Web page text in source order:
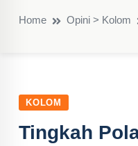
Home Opini > Kolom
KOLOM
Tingkah